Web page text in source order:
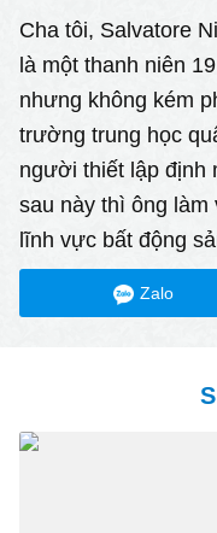
Cha tôi, Salvatore
là một thanh niên
nhưng không kém
trường trung học
người thiết lập định
sau này thì ông
lĩnh vực bất động
Zalo